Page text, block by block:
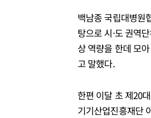
백남종 국립대병원
탕으로 시·도 권역
상 역량을 한데 모
고 말했다.
한편 이달 초 제20
기기산업진흥재단